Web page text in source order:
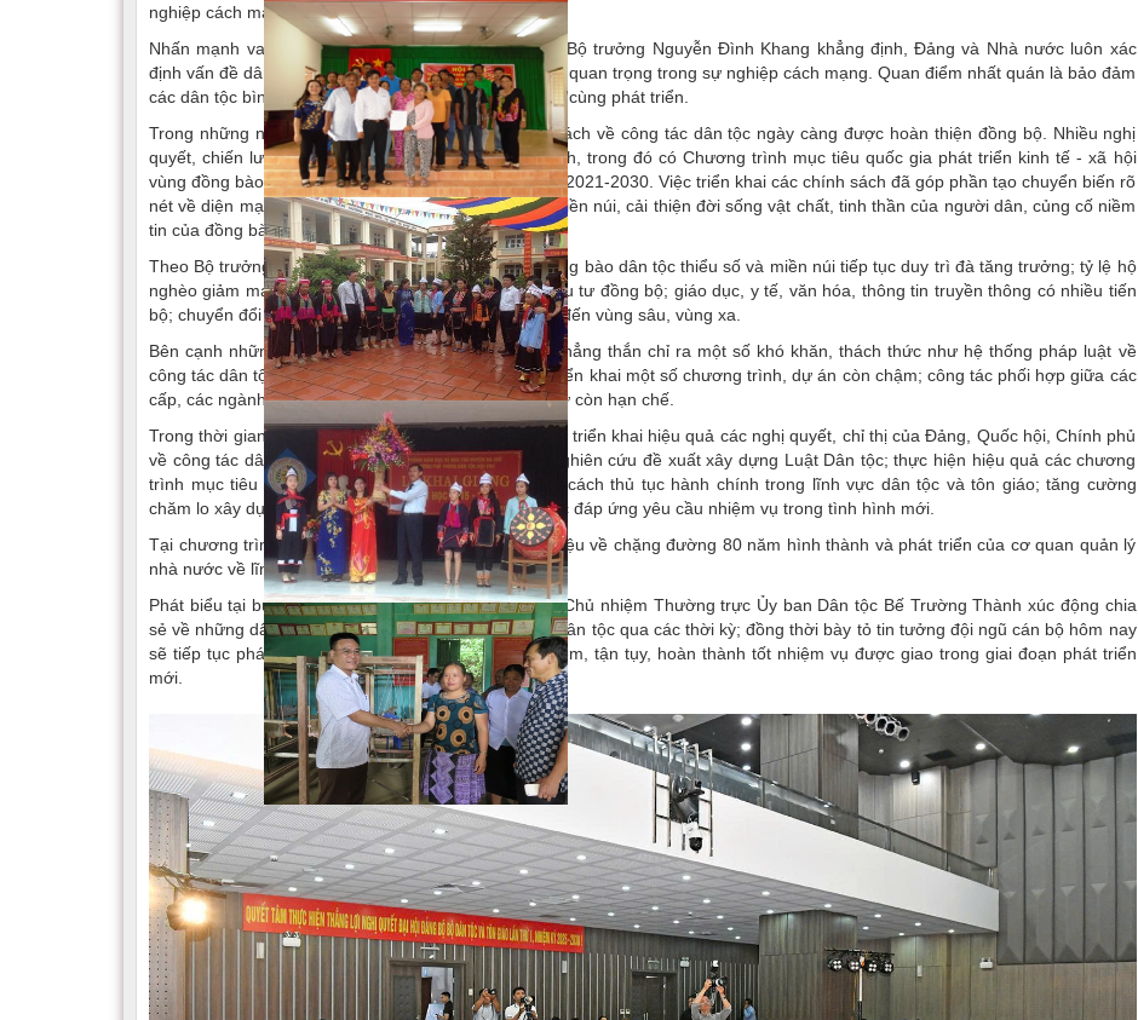
nghiệp cách mạng, xây dựng và bảo vệ Tổ quốc.
Nhấn mạnh vai trò chiến lược của công tác dân tộc, Bộ trưởng Nguyễn Đình Khang khẳng định, Đảng và Nhà nước luôn xác
định vấn đề dân tộc, đoàn kết dân tộc có vị trí đặc biệt quan trọng trong sự nghiệp cách mạng. Quan điểm nhất quán là bảo đảm
các dân tộc bình đẳng, đoàn kết, tương trợ, giúp nhau cùng phát triển.
Trong những năm qua, hệ thống chủ trương, chính sách về công tác dân tộc ngày càng được hoàn thiện đồng bộ. Nhiều nghị
quyết, chiến lược, chương trình lớn đã được ban hành, trong đó có Chương trình mục tiêu quốc gia phát triển kinh tế - xã hội
vùng đồng bào dân tộc thiểu số và miền núi giai đoạn 2021-2030. Việc triển khai các chính sách đã góp phần tạo chuyển biến rõ
nét về diện mạo vùng đồng bào dân tộc thiểu số và miền núi, cải thiện đời sống vật chất, tinh thần của người dân, củng cố niềm
tin của đồng bào đối với Đảng và Nhà nước.
Theo Bộ trưởng Nguyễn Đình Khang, kinh tế vùng đồng bào dân tộc thiểu số và miền núi tiếp tục duy trì đà tăng trưởng; tỷ lệ hộ
nghèo giảm mạnh; hệ thống kết cấu hạ tầng được đầu tư đồng bộ; giáo dục, y tế, văn hóa, thông tin truyền thông có nhiều tiến
bộ; chuyển đổi số từng bước được thúc đẩy sâu rộng đến vùng sâu, vùng xa.
Bên cạnh những kết quả đạt được, Bộ trưởng cũng thẳng thắn chỉ ra một số khó khăn, thách thức như hệ thống pháp luật về
công tác dân tộc chưa hoàn thiện toàn diện; tiến độ triển khai một số chương trình, dự án còn chậm; công tác phối hợp giữa các
cấp, các ngành có lúc chưa chặt chẽ; nguồn lực đầu tư còn hạn chế.
Trong thời gian tới, Bộ Dân tộc và Tôn giáo sẽ tiếp tục triển khai hiệu quả các nghị quyết, chỉ thị của Đảng, Quốc hội, Chính phủ
về công tác dân tộc; đẩy mạnh hoàn thiện thể chế, nghiên cứu đề xuất xây dựng Luật Dân tộc; thực hiện hiệu quả các chương
trình mục tiêu quốc gia; thúc đẩy chuyển đổi số, cải cách thủ tục hành chính trong lĩnh vực dân tộc và tôn giáo; tăng cường
chăm lo xây dựng đội ngũ cán bộ làm công tác dân tộc đáp ứng yêu cầu nhiệm vụ trong tình hình mới.
Tại chương trình, các đại biểu đã cùng xem phim tư liệu về chặng đường 80 năm hình thành và phát triển của cơ quan quản lý
nhà nước về lĩnh vực công tác dân tộc.
Phát biểu tại buổi gặp mặt, nguyên Thứ trưởng, Phó Chủ nhiệm Thường trực Ủy ban Dân tộc Bế Trường Thành xúc động chia
sẻ về những dấu mốc đáng nhớ của ngành công tác dân tộc qua các thời kỳ; đồng thời bày tỏ tin tưởng đội ngũ cán bộ hôm nay
sẽ tiếp tục phát huy truyền thống đoàn kết, trách nhiệm, tận tụy, hoàn thành tốt nhiệm vụ được giao trong giai đoạn phát triển
mới.